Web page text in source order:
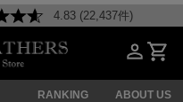
4.83 (22,437件)
RANKING ABOUT US